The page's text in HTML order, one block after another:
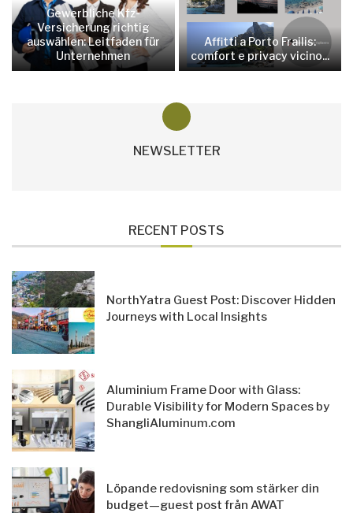
Gewerbliche Kfz-
Versicherung richtig
auswählen: Leitfaden für
Unternehmen
Affitti a Porto Frailis:
comfort e privacy vicino...
NEWSLETTER
RECENT POSTS
NorthYatra Guest Post: Discover Hidden
Journeys with Local Insights
Aluminium Frame Door with Glass:
Durable Visibility for Modern Spaces by
ShangliAluminum.com
Löpande redovisning som stärker din
budget—guest post från AWAT